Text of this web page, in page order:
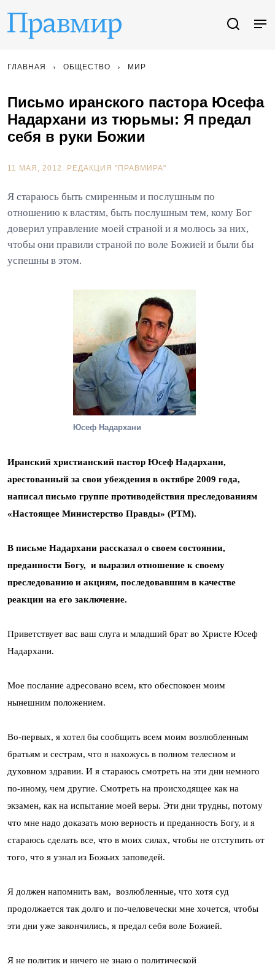
ГЛАВНАЯ ОБЩЕСТВО МИР
Письмо иранского пастора Юсефа
Надархани из тюрьмы: Я предал
себя в руки Божии
11 МАЯ, 2012. РЕДАКЦИЯ "ПРАВМИРА"
Я стараюсь быть смиренным и послушным по
отношению к властям, быть послушным тем, кому Бог
доверил управление моей страной и я молюсь за них,
чтобы они правили страной по воле Божией и были бы
успешны в этом.
Юсеф Надархани
Иранский христианский пастор Юсеф Надархани,
арестованный за свои убеждения в октябре 2009 года,
написал письмо группе противодействия преследованиям
«Настоящее Министерство Правды» (PTM).
В письме Надархани рассказал о своем состоянии,
преданности Богу, и выразил отношение к своему
преследованию и акциям, последовавшим в качестве
реакции на его заключение.
Приветствует вас ваш слуга и младший брат во Христе Юсеф
Надархани.
Мое послание адресовано всем, кто обеспокоен моим
нынешним положением.
Во-первых, я хотел бы сообщить всем моим возлюбленным
братьям и сестрам, что я нахожусь в полном телесном и
духовном здравии. И я стараюсь смотреть на эти дни немного
по-иному, чем другие. Смотреть на происходящее как на
экзамен, как на испытание моей веры. Эти дни трудны, потому
что мне надо доказать мою верность и преданность Богу, и я
стараюсь сделать все, что в моих силах, чтобы не отступить от
того, что я узнал из Божьих заповедей.
Я должен напомнить вам, возлюбленные, что хотя суд
продолжается так долго и по-человечески мне хочется, чтобы
эти дни уже закончились, я предал себя воле Божией.
Я не политик и ничего не знаю о политической